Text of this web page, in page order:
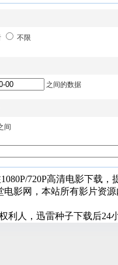
不限
之间的数据
间
720P高清电影下载
电影网，本站所有影片资
利人，迅雷种子下载后